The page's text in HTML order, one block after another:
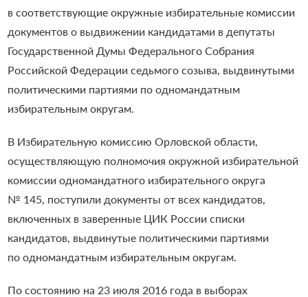
в соответствующие окружные избирательные комиссии
документов о выдвижении кандидатами в депутаты
Государственной Думы Федерального Собрания
Российской Федерации седьмого созыва, выдвинутыми
политическими партиями по одномандатным
избирательным округам.
В Избирательную комиссию Орловской области,
осуществляющую полномочия окружной избирательной
комиссии одномандатного избирательного округа
№ 145, поступили документы от всех кандидатов,
включенных в заверенные ЦИК России списки
кандидатов, выдвинутые политическими партиями
по одномандатным избирательным округам.
По состоянию на 23 июля 2016 года в выборах